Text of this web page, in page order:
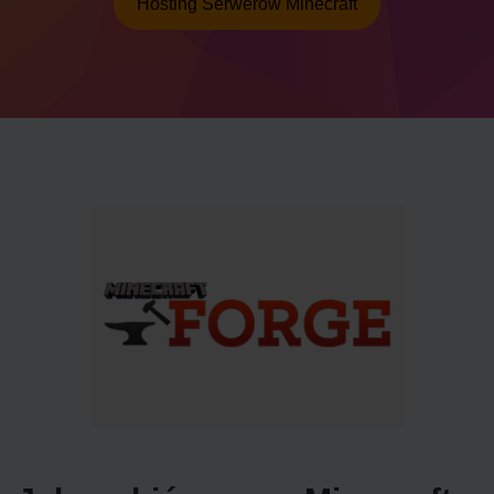
Hosting Serwerów Minecraft